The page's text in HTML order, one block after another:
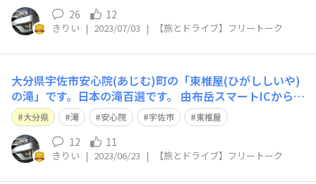
26 12
きりい | 2023/07/03 | 【旅とドライブ】フリートーク
大分県宇佐市安心院(あじむ)町の「東椎屋(ひがししいや)
の滝」です。日本の滝百選です。 由布岳スマートICから国
道500号線経由で宇佐市(院内・安心院)方面に進みます。
クルマで30分くらいです。高さ85m「九州華厳」とも呼ば
れています。この日は水量が少なかった。orz 宇佐市公式
観光サイト(東椎
大分県 滝 安心院 宇佐市 東椎屋
12 11
きりい | 2023/06/23 | 【旅とドライブ】フリートーク